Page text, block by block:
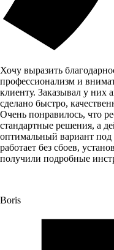
Хочу выразить
профессионализм и
клиенту. Заказывал у них
сделано быстро,
Очень понравилось, что
стандартные решения, а
оптимальный вариант
работает без сбоев,
получили подробные
Boris